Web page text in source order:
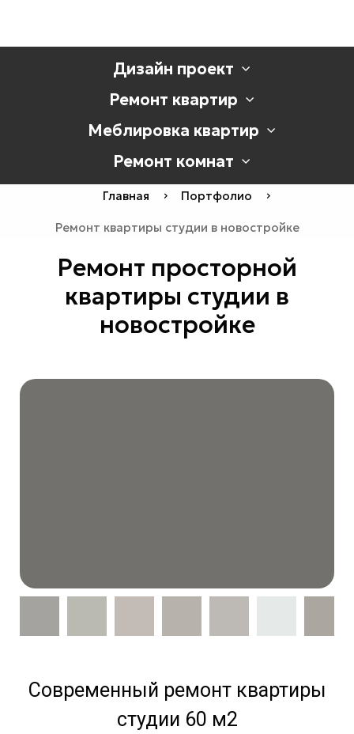
Дизайн проект
Ремонт квартир
Меблировка квартир
Ремонт комнат
Главная Портфолио
Ремонт квартиры студии в новостройке
Ремонт просторной
квартиры студии в
новостройке
Современный ремонт квартиры
студии 60 м2